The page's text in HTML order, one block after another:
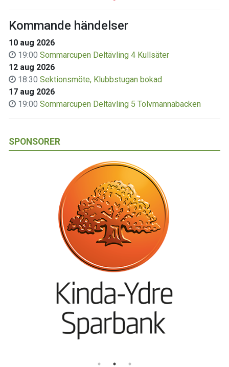
Kommande händelser
10 aug 2026
19:00 Sommarcupen Deltävling 4 Kullsäter
12 aug 2026
18:30 Sektionsmöte, Klubbstugan bokad
17 aug 2026
19:00 Sommarcupen Deltävling 5 Tolvmannabacken
SPONSORER